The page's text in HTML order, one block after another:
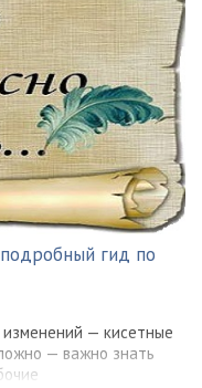
гид по
— кисетные
— важно знать